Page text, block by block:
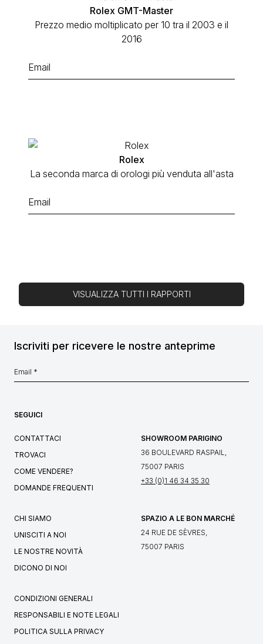
Rolex GMT-Master
Prezzo medio moltiplicato per 10 tra il 2003 e il
2016
Rolex
La seconda marca di orologi più venduta all'asta
VISUALIZZA TUTTI I RAPPORTI
Iscriviti per ricevere le nostre anteprime
SEGUICI
CONTATTACI
TROVACI
COME VENDERE?
DOMANDE FREQUENTI
SHOWROOM PARIGINO
36 BOULEVARD RASPAIL,
75007 PARIS
+33 (0)1 46 34 35 30
CHI SIAMO
UNISCITI A NOI
LE NOSTRE NOVITÀ
DICONO DI NOI
SPAZIO A LE BON MARCHÉ
24 RUE DE SÈVRES,
75007 PARIS
CONDIZIONI GENERALI
RESPONSABILI E NOTE LEGALI
POLITICA SULLA PRIVACY